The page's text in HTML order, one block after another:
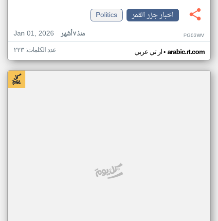
اخبار جزر القمر
Politics
Jan 01, 2026
منذ ٧ أشهر PG03WV
ار تي عربي• arabic.rt.com عدد الكلمات: ٢٢٣